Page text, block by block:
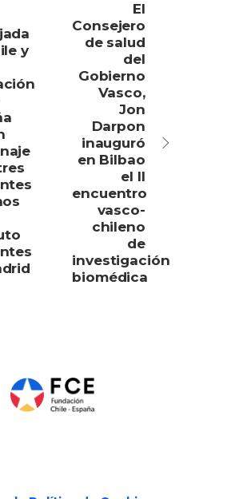
y
El
Consejero
de salud
del
Gobierno
Vasco,
Jon
Darpon
inauguró
en Bilbao
el II
encuentro
vasco-
chileno
de
investigación
biomédica